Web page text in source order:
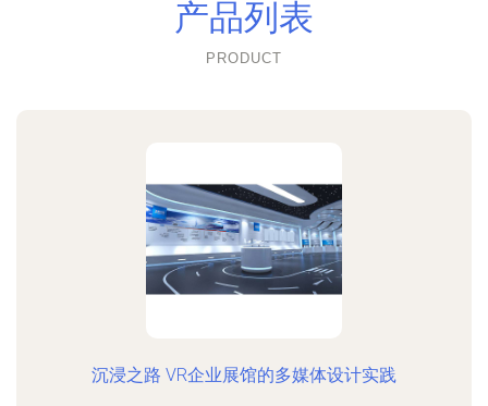
产品列表
PRODUCT
沉浸之路 VR企业展馆的多媒体设计实践